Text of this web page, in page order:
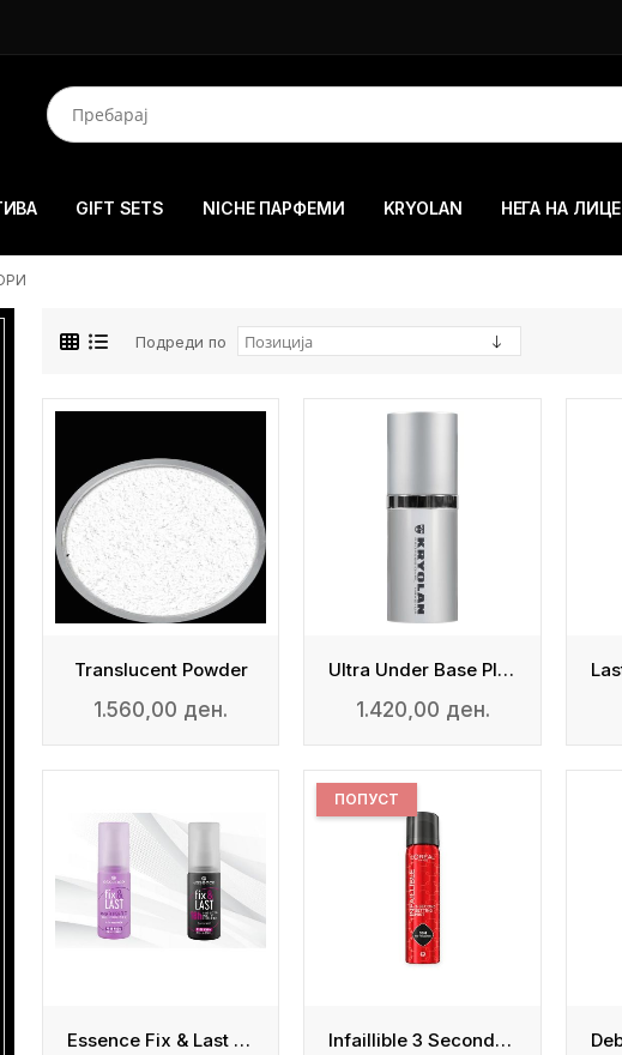
GIFT SETS NICHE ПАРФЕМИ KRYOLAN НЕГА НА ЛИЦЕ
Подреди по
Translucent Powder
1.560,00 ден.
Ultra Under Base Plus
1.420,00 ден.
Essence Fix & Last Make-Up Fixing Spray Infaillible 3 Seconds Makeup Setting Spray
ПОПУСТ